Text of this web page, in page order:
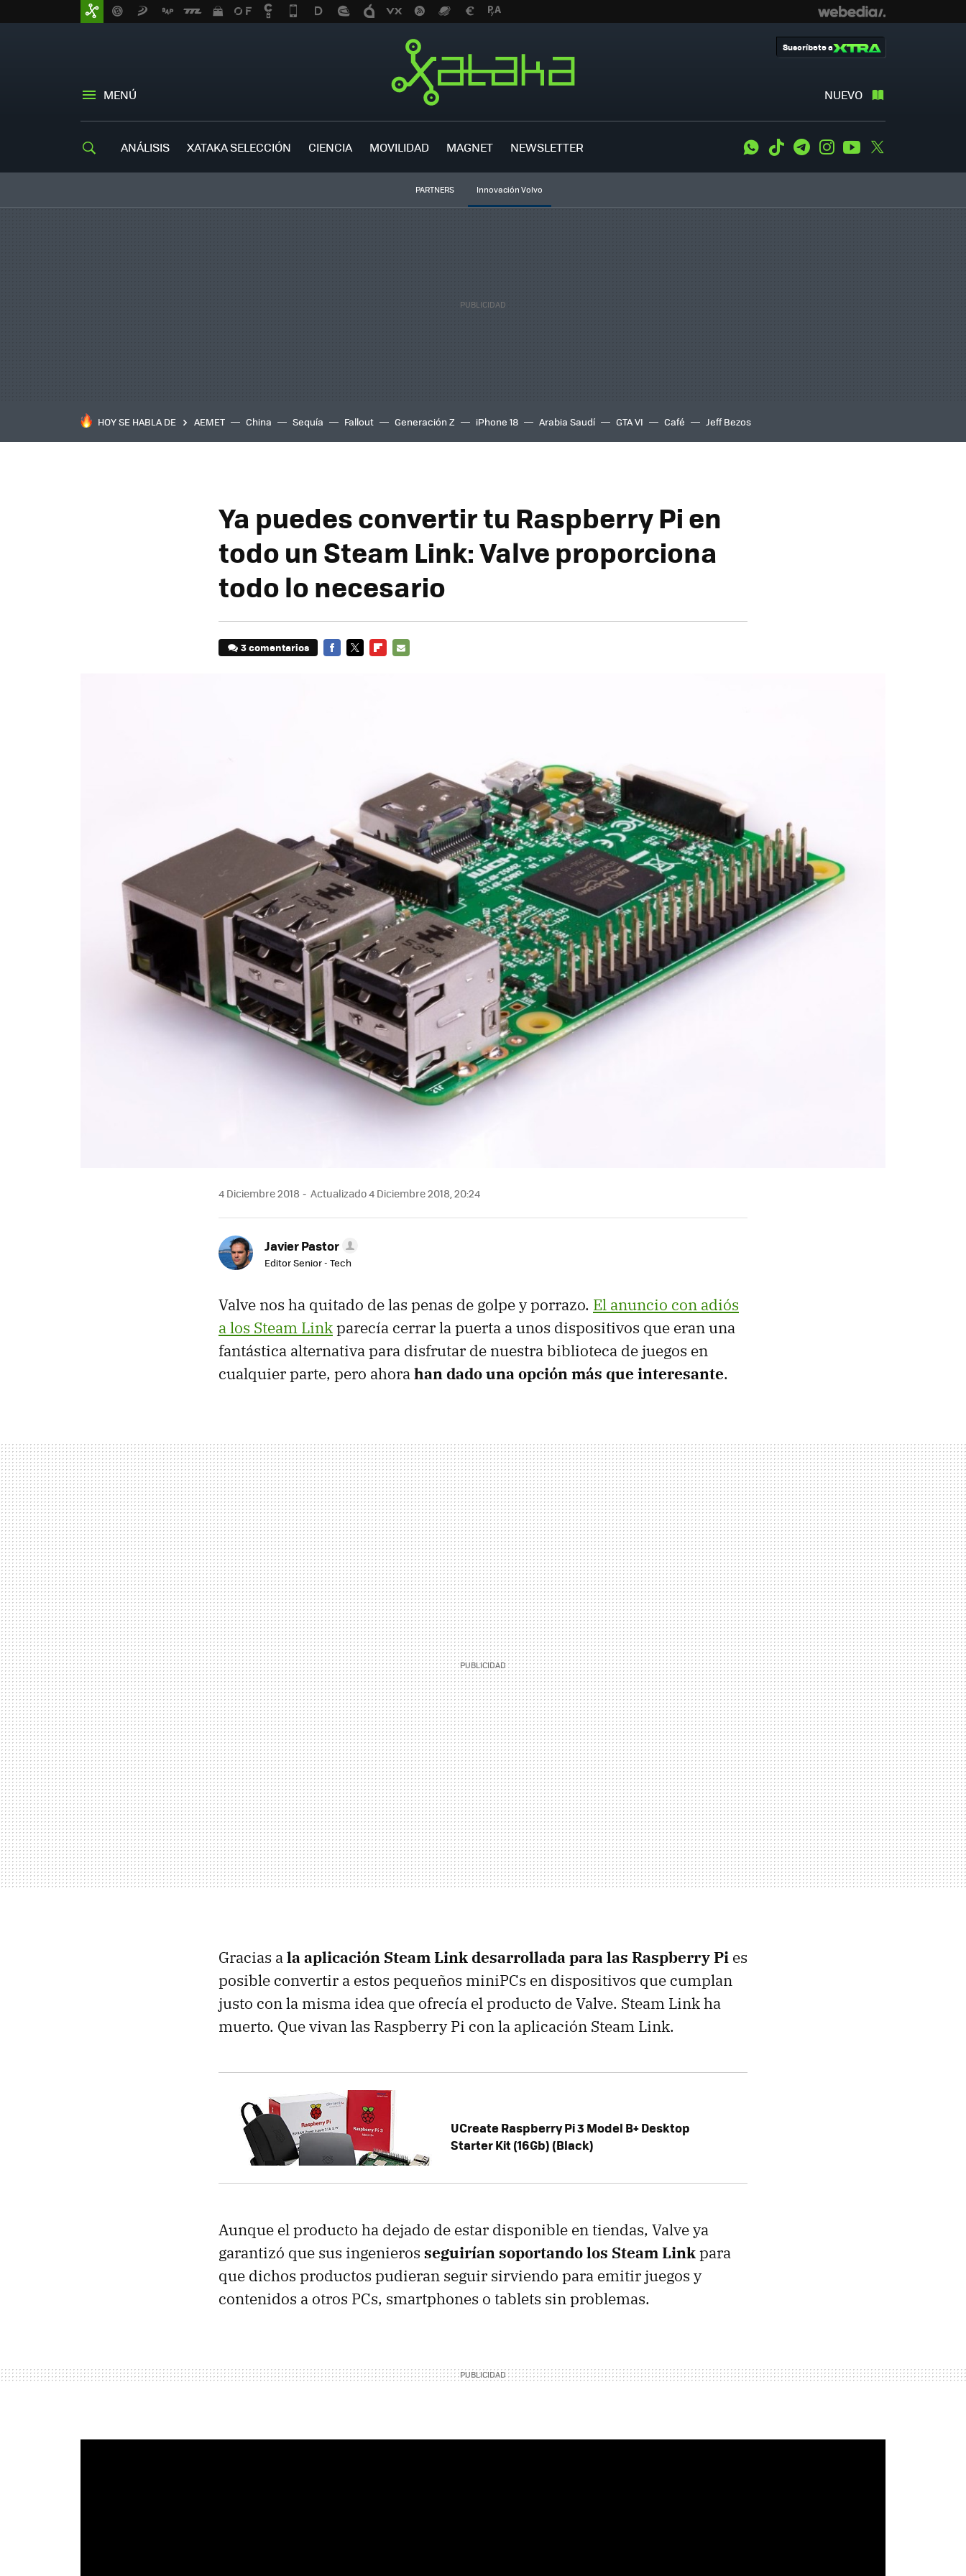
MENÚ NUEVO
Suscríbete a
ANÁLISIS XATAKA SELECCIÓN CIENCIA MOVILIDAD MAGNET NEWSLETTER WhatsApp
Tiktok TelegramInstagramYoutube
PARTNERS Innovación Volvo
HOY SE HABLA DE AEMET China Sequía Fallout Generación Z iPhone 18 Arabia Saudí GTA VI Café Jeff Bezos
Ya puedes convertir tu Raspberry Pi en
todo un Steam Link: Valve proporciona
todo lo necesario
3 comentarios
4 Diciembre 2018 Actualizado 4 Diciembre 2018, 20:24
Javier Pastor
Editor Senior - Tech
Valve nos ha quitado de las penas de golpe y porrazo. El anuncio con adiós
a los Steam Linkparecía cerrar la puerta a unos dispositivos que eran una
fantástica alternativa para disfrutar de nuestra biblioteca de juegos en
cualquier parte, pero ahora han dado una opción más que interesante.
Gracias a la aplicación Steam Link desarrollada para las Raspberry Pi es
posible convertir a estos pequeños miniPCs en dispositivos que cumplan
justo con la misma idea que ofrecía el producto de Valve. Steam Link ha
muerto. Que vivan las Raspberry Pi con la aplicación Steam Link.
UCreate Raspberry Pi 3 Model B+ Desktop
Starter Kit (16Gb) (Black)
Aunque el producto ha dejado de estar disponible en tiendas, Valve ya
garantizó que sus ingenieros seguirían soportando los Steam Linkpara
que dichos productos pudieran seguir sirviendo para emitir juegos y
contenidos a otros PCs, smartphones o tablets sin problemas.